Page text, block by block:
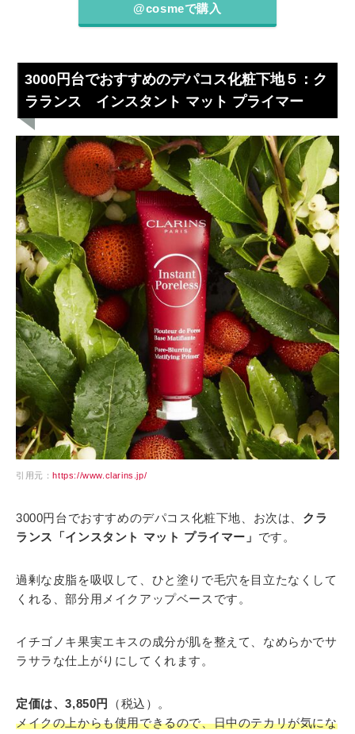
@cosmeで購入
3000円台でおすすめのデパコス化粧下地５：ク
ラランス インスタント マット プライマー
引用元：https://www.clarins.jp/
3000円台でおすすめのデパコス化粧下地、お次は、 クラ
ランス「インスタント マット プライマー」 です。
過剰な皮脂を吸収して、ひと塗りで毛穴を目立たなくして
くれる、部分用メイクアップベースです。
イチゴノキ果実エキスの成分が肌を整えて、なめらかでサ
ラサラな仕上がりにしてくれます。
定価は、3,850円
（税込）。
メイクの上からも使用できるので、日中のテカリが気にな